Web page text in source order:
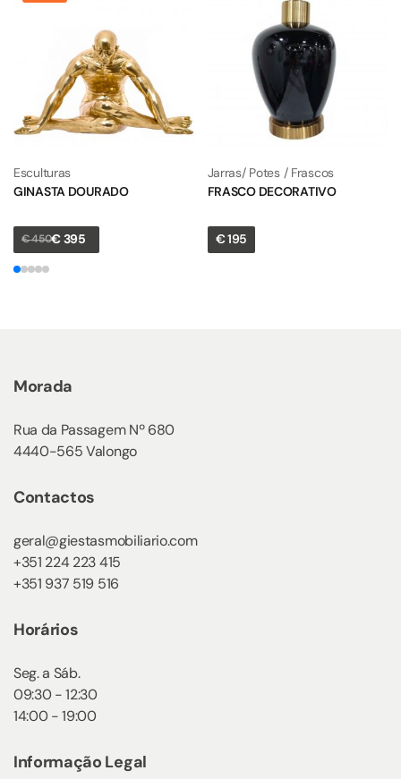
Esculturas
GINASTA DOURADO
€450€395
Jarras/ Potes / Frascos
FRASCO DECORATIVO
€195
Morada
Rua da Passagem Nº 680
4440-565 Valongo
Contactos
geral@giestasmobiliario.com
+351 224 223 415
+351 937 519 516
Horários
Seg. a Sáb.
09:30 - 12:30
14:00 - 19:00
Informação Legal